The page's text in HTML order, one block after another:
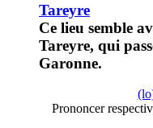
Tareyre
Ce lieu semble
Tareyre, qui
Garonne.
Prononcer